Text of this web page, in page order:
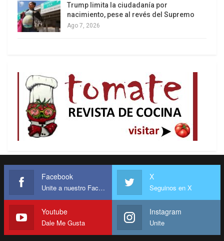
básicos, infraestructura multisectorial, salud, etc.,
no son atendidas, en concordancia con el
crecimiento de la población, ocurre una caída
masiva del nivel de vida que, afecta en mayor
proporción a los más débiles, hasta una situación
Esto que sucede a nivel nacional, ocurre a nivel
global afectando en mayor medida a los países
menos protegidos, porque las relaciones
económicas internacionales, construidas por los
países dominantes durante siglos, han creado
Trump limita la ciudadanía por
nacimiento, pese al revés del Supremo
Ago 7, 2026
Facebook
Unite a nuestro Facebook
X
Seguinos en X
Youtube
Dale Me Gusta
Instagram
Unite